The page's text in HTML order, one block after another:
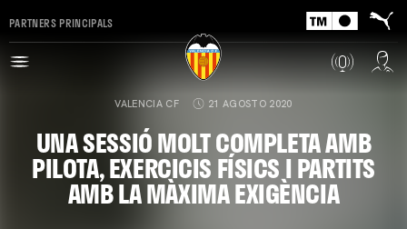
PARTNERS PRINCIPALS
VALENCIA CF 21 AGOSTO 2020
UNA SESSIÓ MOLT COMPLETA AMB
PILOTA, EXERCICIS FÍSICS I PARTITS
AMB LA MÀXIMA EXIGÈNCIA